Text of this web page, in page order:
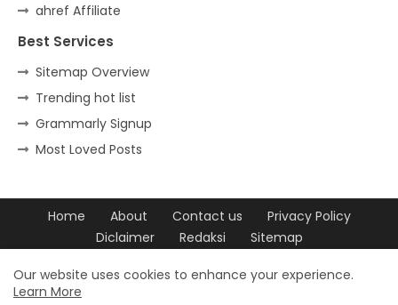
ahref Affiliate
Best Services
Sitemap Overview
Trending hot list
Grammarly Signup
Most Loved Posts
Home About Contact us
Privacy Policy
Diclaimer
Redaksi
Sitemap
Our website uses cookies to enhance your experience.
Learn More